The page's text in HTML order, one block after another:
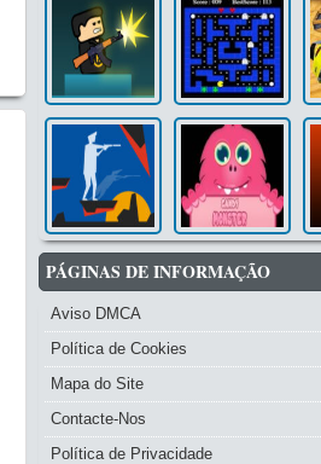
PÁGINAS DE INFORMAÇÃO
Aviso DMCA
Política de Cookies
Mapa do Site
Contacte-Nos
Política de Privacidade